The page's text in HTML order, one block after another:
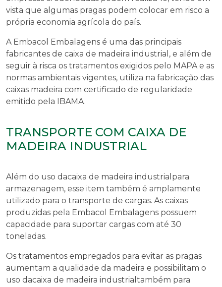
vista que algumas pragas podem colocar em risco a
própria economia agrícola do país.
A Embacol Embalagens é uma das principais
fabricantes de caixa de madeira industrial , e além de
seguir à risca os tratamentos exigidos pelo MAPA e as
normas ambientais vigentes, utiliza na fabricação das
caixas madeira com certificado de regularidade
emitido pela IBAMA.
TRANSPORTE COM CAIXA DE
MADEIRA INDUSTRIAL
Além do uso dacaixa de madeira industrial para
armazenagem, esse item também é amplamente
utilizado para o transporte de cargas. As caixas
produzidas pela Embacol Embalagens possuem
capacidade para suportar cargas com até 30
toneladas.
Os tratamentos empregados para evitar as pragas
aumentam a qualidade da madeira e possibilitam o
uso dacaixa de madeira industrial também para